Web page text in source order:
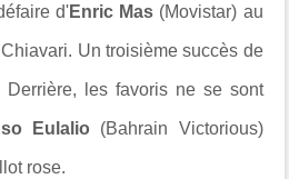
d'Enric Mas (Movistar) au
Un troisième succès de
Derrière, les favoris ne se sont
Eulalio (Bahrain Victorious)
rose.